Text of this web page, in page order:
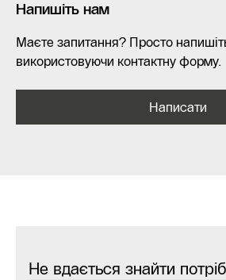
Напишіть нам
Маєте запитання? Просто
використовуючи контактну форму.
Написати
Не вдається знайти